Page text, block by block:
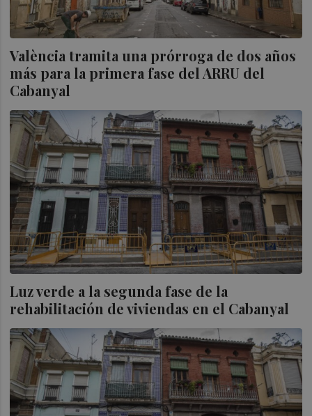
València tramita una prórroga de dos años
más para la primera fase del ARRU del
Cabanyal
Luz verde a la segunda fase de la
rehabilitación de viviendas en el Cabanyal